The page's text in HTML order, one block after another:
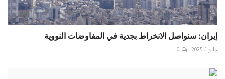
إيران: سنواصل الانخراط بجدية في المفاوضات النووية
مايو 1, 2025 0